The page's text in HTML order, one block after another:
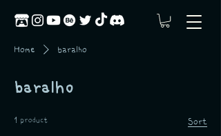
Home baralho
baralho
1 product Sort